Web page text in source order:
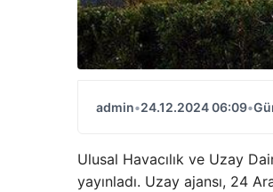
admin•24.12.2024 06:09•
Ulusal Havacılık ve Uzay
yayınladı. Uzay ajansı, 24